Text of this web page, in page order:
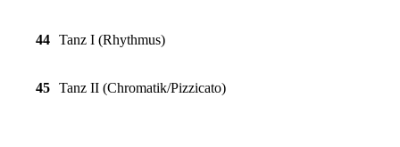
44 Tanz I (Rhythmus)
45 Tanz II (Chromatik/Pizzicato)